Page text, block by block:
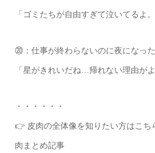
「ゴミたちが自由すぎて泣いてるよ。
⑳：仕事が終わらないのに夜になっ
「星がきれいだね…帰れない理由が
・・・・・・
👉 皮肉の全体像を知りたい方はこち
肉まとめ記事